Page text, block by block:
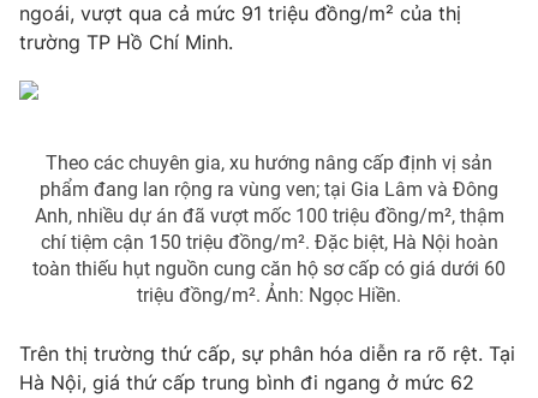
VTV9
THỜI BÁO VTV
Theo dõi báo trên
ngoái, vượt qua cả mức 91 triệu đồng/m² của thị
trường TP Hồ Chí Minh.
Theo các chuyên gia, xu hướng nâng cấp định vị sản
phẩm đang lan rộng ra vùng ven; tại Gia Lâm và Đông
Anh, nhiều dự án đã vượt mốc 100 triệu đồng/m², thậm
chí tiệm cận 150 triệu đồng/m². Đặc biệt, Hà Nội hoàn
toàn thiếu hụt nguồn cung căn hộ sơ cấp có giá dưới 60
triệu đồng/m². Ảnh: Ngọc Hiền.
Trên thị trường thứ cấp, sự phân hóa diễn ra rõ rệt. Tại
Hà Nội, giá thứ cấp trung bình đi ngang ở mức 62